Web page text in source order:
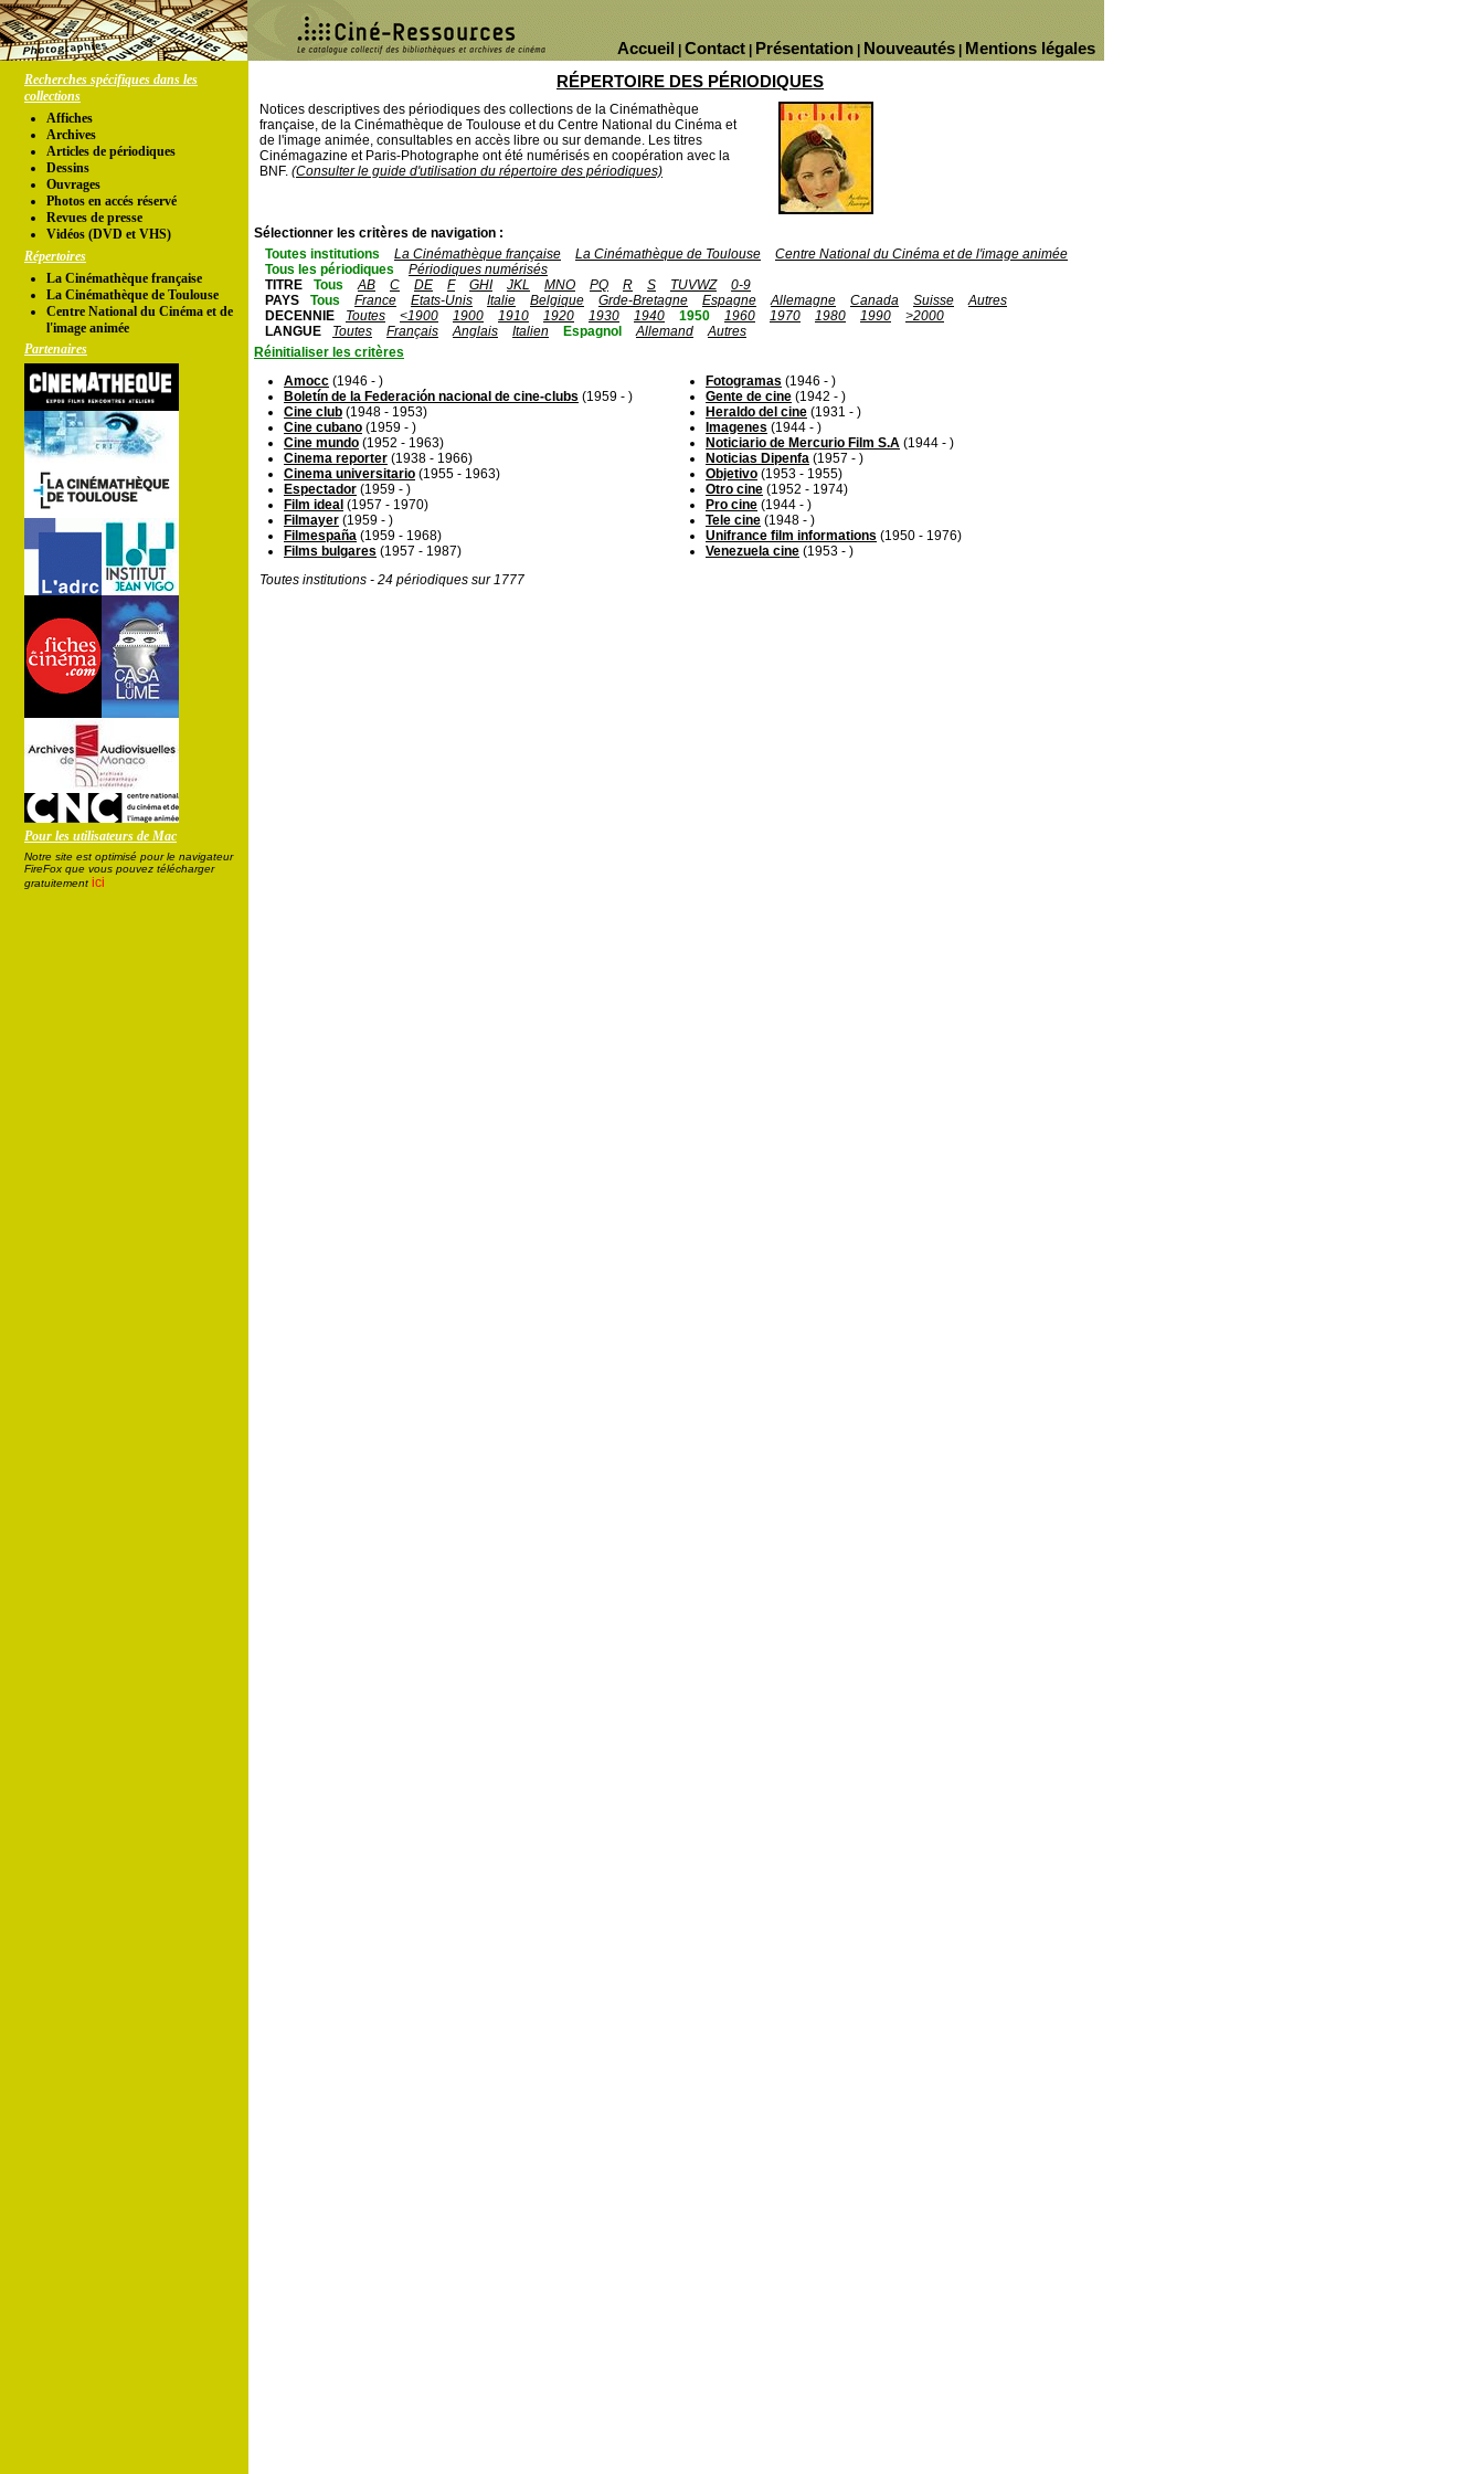
Mentions légales
Nouveautés
Présentation
Contact
Accueil
Recherches spécifiques dans les
collections
Affiches
Archives
Articles de périodiques
Dessins
Ouvrages
Photos en accés réservé
Revues de presse
Vidéos (DVD et VHS)
Répertoires
La Cinémathèque française
La Cinémathèque de Toulouse
Centre National du Cinéma et de
l'image animée
Partenaires
Pour les utilisateurs de Mac
Notre site est optimisé pour le navigateur
FireFox que vous pouvez télécharger
gratuitement ici
RÉPERTOIRE DES PÉRIODIQUES
Notices descriptives des périodiques des collections de la Cinémathèque
française, de la Cinémathèque de Toulouse et du Centre National du Cinéma et
de l'image animée, consultables en accès libre ou sur demande. Les titres
Cinémagazine et Paris-Photographe ont été numérisés en coopération avec la
BNF. (Consulter le guide d'utilisation du répertoire des périodiques)
Sélectionner les critères de navigation :
Toutes institutions
La Cinémathèque française La Cinémathèque de Toulouse
Centre National du Cinéma et de l'image animée
Tous les périodiques
Périodiques numérisés
TITRE
Tous AB C DE F GHI JKL MNO PQ R S TUVWZ
0-9
PAYS
Tous France Etats-Unis Italie Belgique Grde-Bretagne Espagne Allemagne Canada Suisse
Autres
DECENNIE
Toutes <1900 1900 1910 1920 1930 1940 1950 1960 1970 1980 1990
>2000
LANGUE
Toutes Français Anglais Italien Espagnol Allemand
Autres
Réinitialiser les critères
Amocc (1946 - )
Boletín de la Federación nacional de cine-clubs (1959 - )
Cine club (1948 - 1953)
Cine cubano (1959 - )
Cine mundo (1952 - 1963)
Cinema reporter (1938 - 1966)
Cinema universitario (1955 - 1963)
Espectador (1959 - )
Film ideal (1957 - 1970)
Filmayer (1959 - )
Filmespaña (1959 - 1968)
Films bulgares (1957 - 1987)
Fotogramas (1946 - )
Gente de cine (1942 - )
Heraldo del cine (1931 - )
Imagenes (1944 - )
Noticiario de Mercurio Film S.A (1944 - )
Noticias Dipenfa (1957 - )
Objetivo (1953 - 1955)
Otro cine (1952 - 1974)
Pro cine (1944 - )
Tele cine (1948 - )
Unifrance film informations (1950 - 1976)
Venezuela cine (1953 - )
Toutes institutions - 24 périodiques sur 1777